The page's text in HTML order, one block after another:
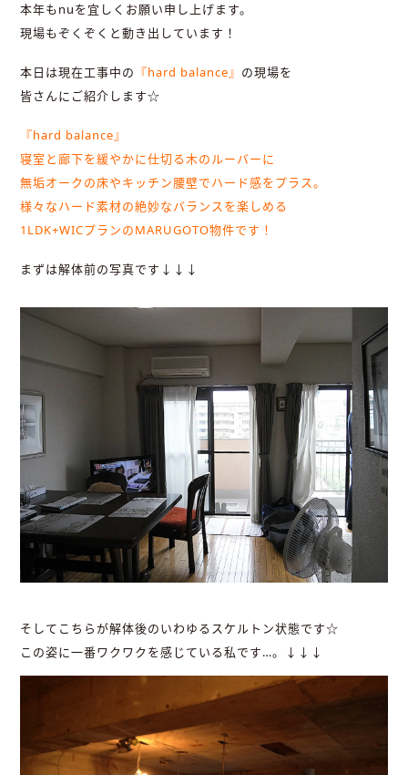
本年もnuを宜しくお願い申し上げます。
現場もぞくぞくと動き出しています！
本日は現在工事中の 『hard balance』 の現場を
皆さんにご紹介します☆
『hard balance』
寝室と廊下を緩やかに仕切る木のルーバーに
無垢オークの床やキッチン腰壁でハード感をプラス。
様々なハード素材の絶妙なバランスを楽しめる
1LDK+WICプランのMARUGOTO物件です！
まずは解体前の写真です↓↓↓
そしてこちらが解体後のいわゆるスケルトン状態です☆
この姿に一番ワクワクを感じている私です…。↓↓↓